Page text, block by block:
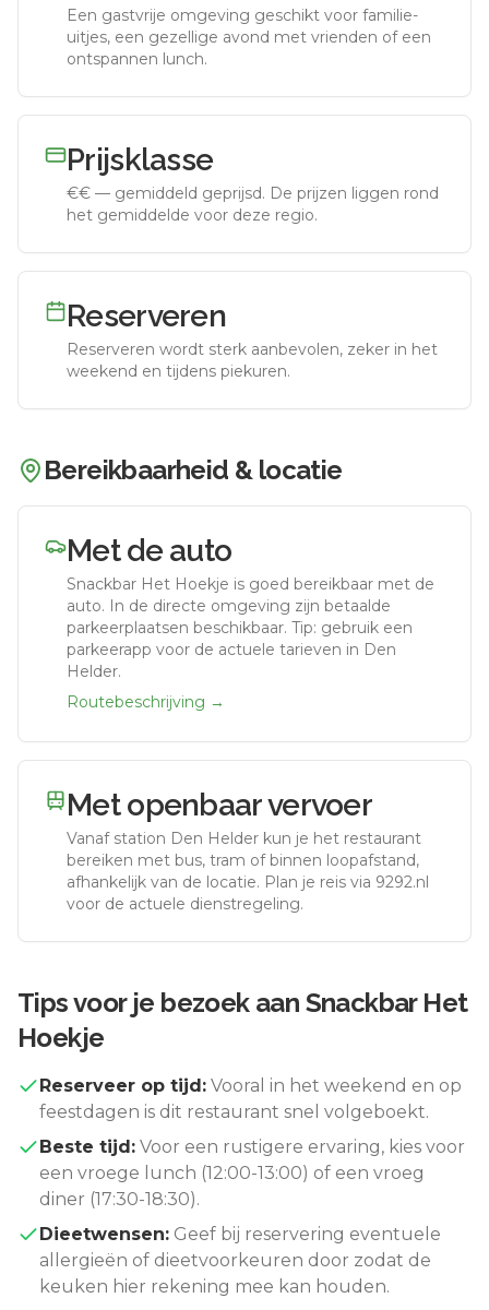
Een gastvrije omgeving geschikt voor familie-
uitjes, een gezellige avond met vrienden of een
ontspannen lunch.
Prijsklasse
€€ — gemiddeld geprijsd. De prijzen liggen rond
het gemiddelde voor deze regio.
Reserveren
Reserveren wordt sterk aanbevolen, zeker in het
weekend en tijdens piekuren.
Bereikbaarheid & locatie
Met de auto
Snackbar Het Hoekje is goed bereikbaar met de
auto.
In de directe omgeving zijn betaalde
parkeerplaatsen beschikbaar. Tip: gebruik een
parkeerapp voor de actuele tarieven in Den
Helder.
Routebeschrijving →
Met openbaar vervoer
Vanaf station Den Helder kun je het restaurant
bereiken met bus, tram of binnen loopafstand,
afhankelijk van de locatie. Plan je reis via 9292.nl
voor de actuele dienstregeling.
Tips voor je bezoek aan Snackbar Het
Hoekje
Reserveer op tijd: Vooral in het weekend en op
feestdagen is dit restaurant snel volgeboekt.
Beste tijd: Voor een rustigere ervaring, kies voor
een vroege lunch (12:00-13:00) of een vroeg
diner (17:30-18:30).
Dieetwensen: Geef bij reservering eventuele
allergieën of dieetvoorkeuren door zodat de
keuken hier rekening mee kan houden.